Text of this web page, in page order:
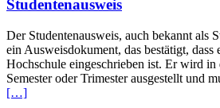
Studentenausweis
Der Studentenausweis, auch bekannt als
ein Ausweisdokument, das bestätigt, dass
Hochschule eingeschrieben ist. Er wird in
Semester oder Trimester ausgestellt und
[…]